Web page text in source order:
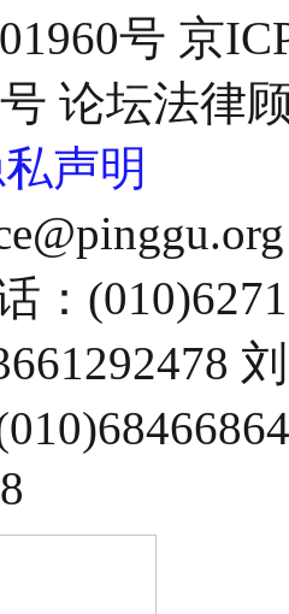
号 京
号 论坛法律
声明
：